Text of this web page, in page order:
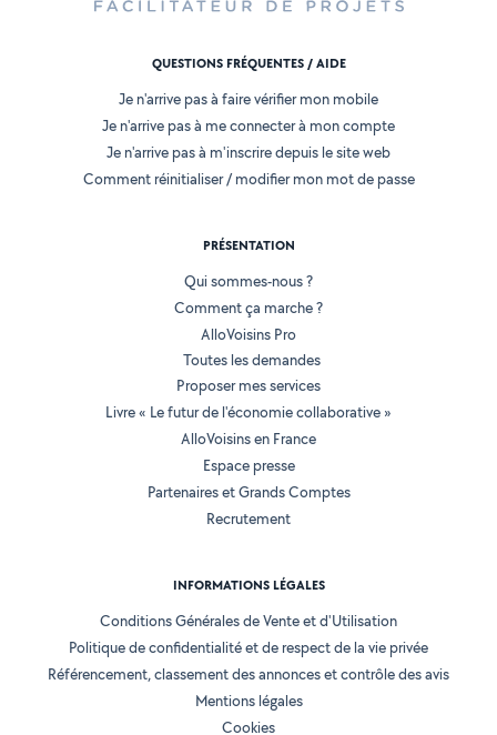
QUESTIONS FRÉQUENTES / AIDE
Je n'arrive pas à faire vérifier mon mobile
Je n'arrive pas à me connecter à mon compte
Je n'arrive pas à m'inscrire depuis le site web
Comment réinitialiser / modifier mon mot de passe
PRÉSENTATION
Qui sommes-nous ?
Comment ça marche ?
AlloVoisins Pro
Toutes les demandes
Proposer mes services
Livre « Le futur de l'économie collaborative »
AlloVoisins en France
Espace presse
Partenaires et Grands Comptes
Recrutement
INFORMATIONS LÉGALES
Conditions Générales de Vente et d'Utilisation
Politique de confidentialité et de respect de la vie privée
Référencement, classement des annonces et contrôle des avis
Mentions légales
Cookies